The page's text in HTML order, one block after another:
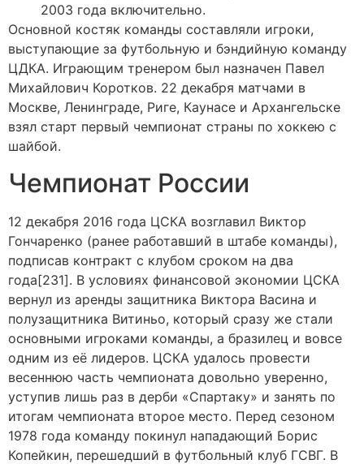
2003 года включительно.
Основной костяк команды составляли игроки,
выступающие за футбольную и бэндийную команду
ЦДКА. Играющим тренером был назначен Павел
Михайлович Коротков. 22 декабря матчами в
Москве, Ленинграде, Риге, Каунасе и Архангельске
взял старт первый чемпионат страны по хоккею с
шайбой.
Чемпионат России
12 декабря 2016 года ЦСКА возглавил Виктор
Гончаренко (ранее работавший в штабе команды),
подписав контракт с клубом сроком на два
года[231]. В условиях финансовой экономии ЦСКА
вернул из аренды защитника Виктора Васина и
полузащитника Витиньо, который сразу же стали
основными игроками команды, а бразилец и вовсе
одним из её лидеров. ЦСКА удалось провести
весеннюю часть чемпионата довольно уверенно,
уступив лишь раз в дерби «Спартаку» и занять по
итогам чемпионата второе место. Перед сезоном
1978 года команду покинул нападающий Борис
Копейкин, перешедший в футбольный клуб ГСВГ. В